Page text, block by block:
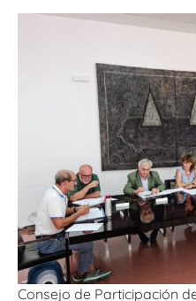
Consejo de Participación